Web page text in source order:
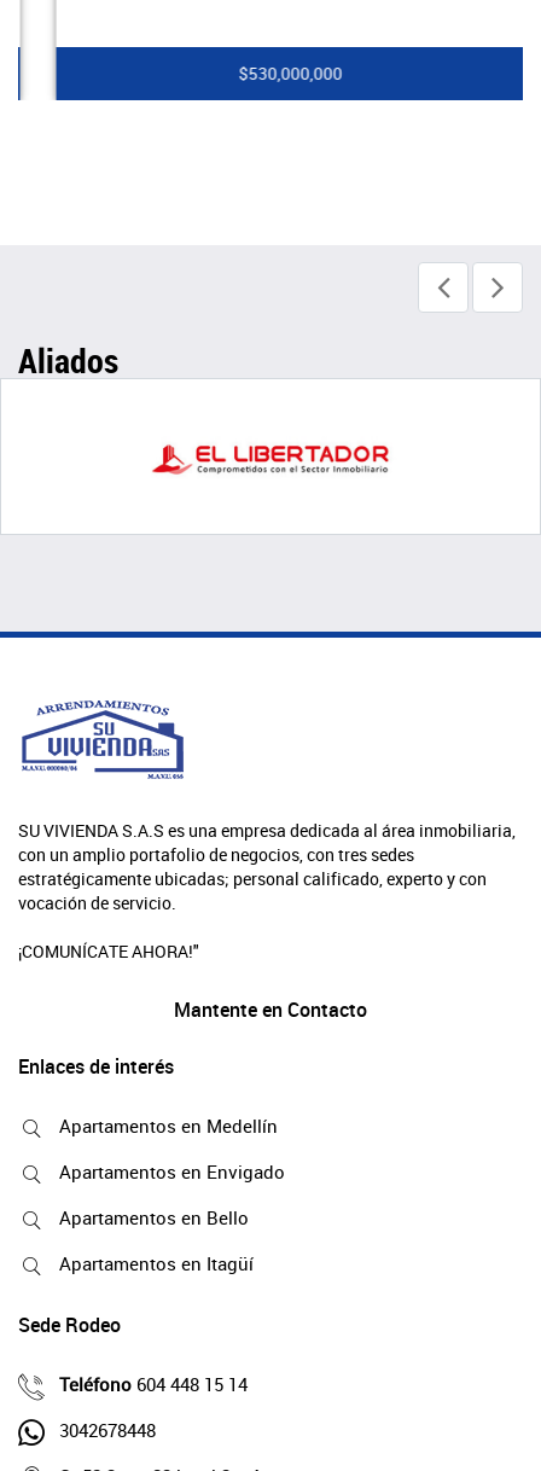
$530,000,000
Aliados
SU VIVIENDA S.A.S es una empresa dedicada al área inmobiliaria,
con un amplio portafolio de negocios, con tres sedes
estratégicamente ubicadas; personal calificado, experto y con
vocación de servicio.
¡COMUNÍCATE AHORA!"
Mantente en Contacto
Enlaces de interés
Apartamentos en Medellín
Apartamentos en Envigado
Apartamentos en Bello
Apartamentos en Itagüí
Sede Rodeo
Teléfono 604 448 15 14
3042678448